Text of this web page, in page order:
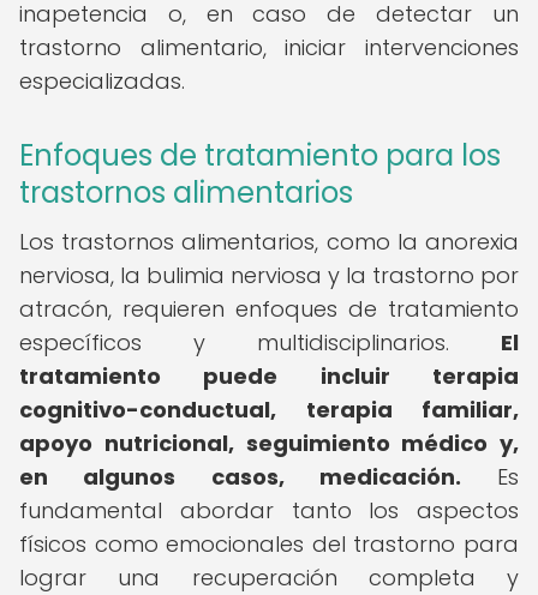
inapetencia o, en caso de detectar un
trastorno alimentario, iniciar intervenciones
especializadas.
Enfoques de tratamiento para los
trastornos alimentarios
Los trastornos alimentarios, como la anorexia
nerviosa, la bulimia nerviosa y la trastorno por
atracón, requieren enfoques de tratamiento
específicos y multidisciplinarios. El
tratamiento puede incluir terapia
cognitivo-conductual, terapia familiar,
apoyo nutricional, seguimiento médico y,
en algunos casos, medicación. Es
fundamental abordar tanto los aspectos
físicos como emocionales del trastorno para
lograr una recuperación completa y